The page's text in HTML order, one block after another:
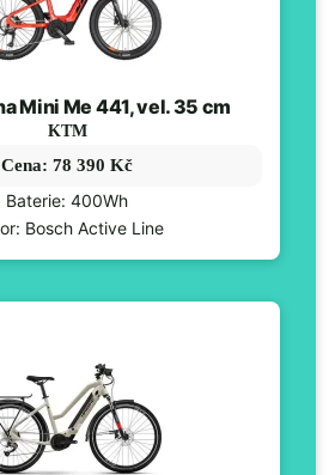
Mini Me 441, vel. 35 cm
KTM
Cena: 78 390 Kč
Baterie: 400Wh
Bosch Active Line